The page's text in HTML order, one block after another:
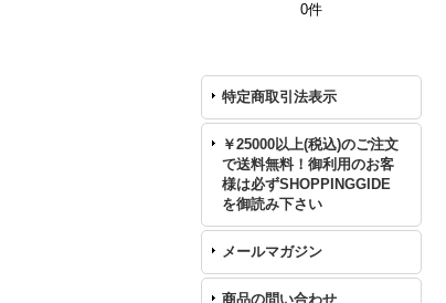
0件
特定商取引法表示
￥25000以上(税込)のご注文
で送料無料！御利用のお客
様は必ずSHOPPINGGIDE
を御読み下さい
メールマガジン
商品の問い合わせ